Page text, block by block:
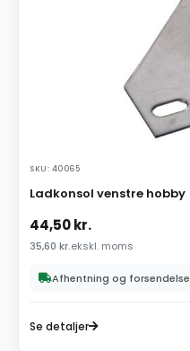
SKU: 40065
Ladkonsol venstre hobby
44,50kr.
35,60 kr.ekskl. moms
Afhentning og forsendelse
Se detaljer